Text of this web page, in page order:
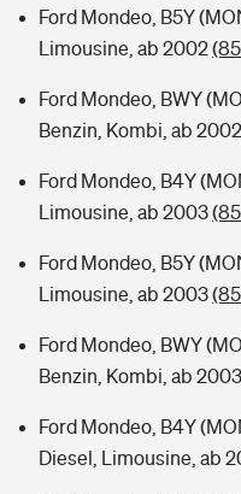
Ford Mondeo, B5Y
Limousine, ab 2002
Ford Mondeo, BWY
Benzin, Kombi, ab 2002
Ford Mondeo, B4Y
Limousine, ab 2003
Ford Mondeo, B5Y
Limousine, ab 2003
Ford Mondeo, BWY
Benzin, Kombi, ab 2003
Ford Mondeo, B4Y
Diesel, Limousine, ab